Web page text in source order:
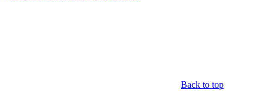
Back to top